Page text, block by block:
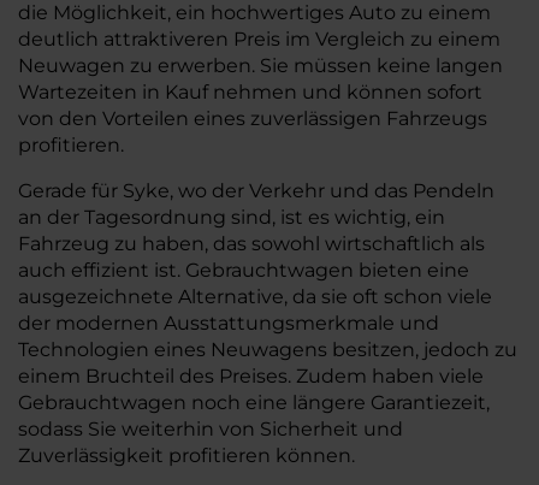
die Möglichkeit, ein hochwertiges Auto zu einem
deutlich attraktiveren Preis im Vergleich zu einem
Neuwagen zu erwerben. Sie müssen keine langen
Wartezeiten in Kauf nehmen und können sofort
von den Vorteilen eines zuverlässigen Fahrzeugs
profitieren.
Gerade für Syke, wo der Verkehr und das Pendeln
an der Tagesordnung sind, ist es wichtig, ein
Fahrzeug zu haben, das sowohl wirtschaftlich als
auch effizient ist. Gebrauchtwagen bieten eine
ausgezeichnete Alternative, da sie oft schon viele
der modernen Ausstattungsmerkmale und
Technologien eines Neuwagens besitzen, jedoch zu
einem Bruchteil des Preises. Zudem haben viele
Gebrauchtwagen noch eine längere Garantiezeit,
sodass Sie weiterhin von Sicherheit und
Zuverlässigkeit profitieren können.